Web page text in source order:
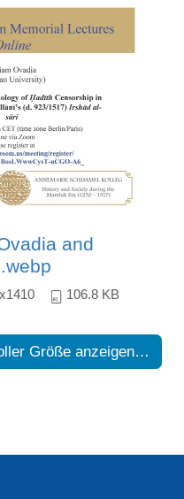
and
106.8 KB
Größe anzeigen…